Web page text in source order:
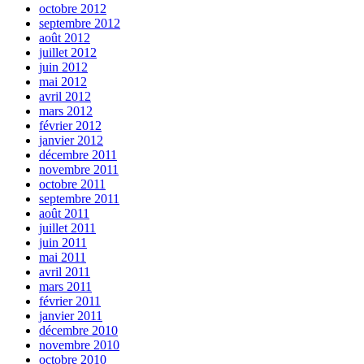
octobre 2012
septembre 2012
août 2012
juillet 2012
juin 2012
mai 2012
avril 2012
mars 2012
février 2012
janvier 2012
décembre 2011
novembre 2011
octobre 2011
septembre 2011
août 2011
juillet 2011
juin 2011
mai 2011
avril 2011
mars 2011
février 2011
janvier 2011
décembre 2010
novembre 2010
octobre 2010